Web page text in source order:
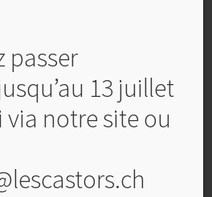
No 16
CHF 4,00
au panier
passer
13 juillet
notre site ou